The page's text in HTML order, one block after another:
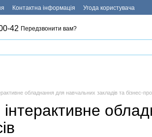
Контактна інформація Угода користувача
42 Передзвонити вам?
обладнання для навчальних закладів та бізнес-